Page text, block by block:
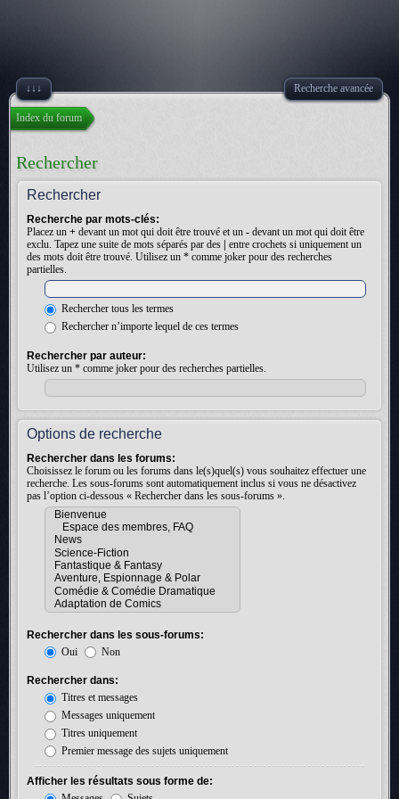
↓↓↓ Recherche avancée
Index du forum
Rechercher
Rechercher
Recherche par mots-clés:
Placez un + devant un mot qui doit être trouvé et un - devant un mot qui doit être
exclu. Tapez une suite de mots séparés par des
entre crochets si uniquement un
des mots doit être trouvé. Utilisez un * comme joker pour des recherches
partielles.
Rechercher tous les termes
Rechercher n’importe lequel de ces termes
Rechercher par auteur:
Utilisez un * comme joker pour des recherches partielles.
Options de recherche
Rechercher dans les forums:
Choisissez le forum ou les forums dans le(s)quel(s) vous souhaitez effectuer une
recherche. Les sous-forums sont automatiquement inclus si vous ne désactivez
pas l’option ci-dessous « Rechercher dans les sous-forums ».
Rechercher dans les sous-forums:
Oui
Non
Rechercher dans:
Titres et messages
Messages uniquement
Titres uniquement
Premier message des sujets uniquement
Afficher les résultats sous forme de: